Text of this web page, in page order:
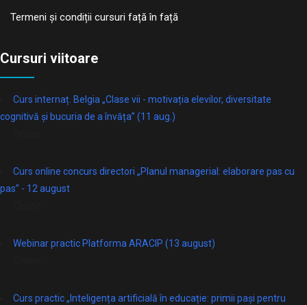
Termeni și condiții cursuri față în față
Cursuri viitoare
Curs internaț. Belgia „Clase vii - motivația elevilor, diversitate
cognitivă și bucuria de a învăța” (11 aug.)
Curs online concurs directori „Planul managerial: elaborare pas cu
pas” - 12 august
Webinar practic Platforma ARACIP (13 august)
Curs practic „Inteligența artificială în educație: primii pași pentru